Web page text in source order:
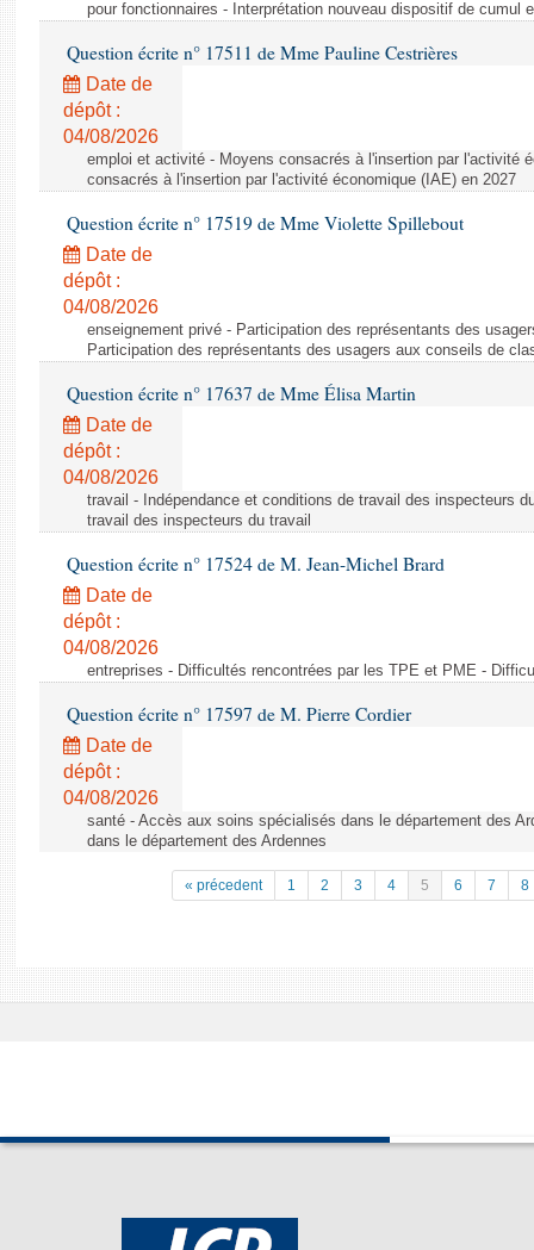
pour fonctionnaires - Interprétation nouveau dispositif de cumul
Question écrite n° 17511 de Mme Pauline Cestrières
Date de
dépôt :
04/08/2026
emploi et activité - Moyens consacrés à l'insertion par l'activité
consacrés à l'insertion par l'activité économique (IAE) en 2027
Question écrite n° 17519 de Mme Violette Spillebout
Date de
dépôt :
04/08/2026
enseignement privé - Participation des représentants des
Participation des représentants des usagers aux conseils de
Question écrite n° 17637 de Mme Élisa Martin
Date de
dépôt :
04/08/2026
travail - Indépendance et conditions de travail des inspecteurs
travail des inspecteurs du travail
Question écrite n° 17524 de M. Jean-Michel Brard
Date de
dépôt :
04/08/2026
entreprises - Difficultés rencontrées par les TPE et PME -
Question écrite n° 17597 de M. Pierre Cordier
Date de
dépôt :
04/08/2026
santé - Accès aux soins spécialisés dans le département des
dans le département des Ardennes
« précedent 1 2 3 4 5 6 7 8